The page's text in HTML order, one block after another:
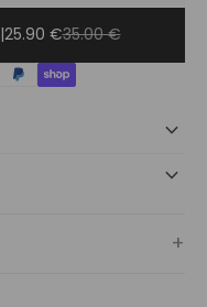
|25.90 €35.00 €
keyboard_arrow_down
keyboard_arrow_down
+